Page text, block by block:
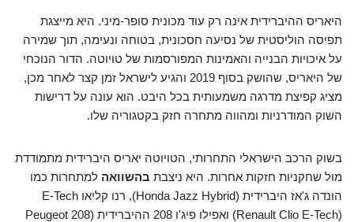
היאריס ההיברידית אינה רק עוד מכונית סופר-מיני. היא מייצגת
תפיסה הוליסטית של נסיעה חסכונית, בטוחה ונעימה, תוך שמירה
על איכויות הבנייה והאמינות המפורסמות של טויוטה. הדור הנוכחי
של היאריס, שהושק בסוף 2019 והגיע לישראל זמן קצר לאחר מכן,
מציג קפיצת מדרגה משמעותית בכל היבט. הוא עונה על דרישות
השוק המודרניות ומהווה מתחרה חזק בקטגוריה שלו.
בשוק הרכב הישראלי התחרותי, הטויוטה יאריס היברידית מתמודדת
מול שחקניות חזקות אחרות. היא ניצבת בהשוואה למתחרות כמו
הונדה ג'אז היברידית (Honda Jazz Hybrid), רנו קליאו E-Tech
(Renault Clio E-Tech) ואפילו פיג'ו 208 ההיברידית (Peugeot 208